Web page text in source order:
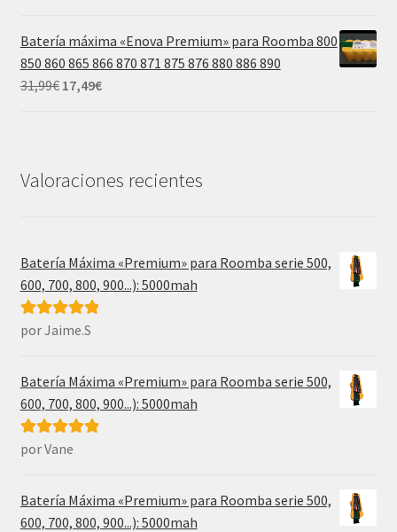
original
era:
31,99€.
actual
es:
17,49€.
Batería máxima «Enova Premium» para Roomba 800
850 860 865 866 870 871 875 876 880 886 890
31,99€ El
31,99€.
17,49€El
17,49€.
Valoraciones recientes
Batería Máxima «Premium» para Roomba serie 500,
600, 700, 800, 900...): 5000mah
Valorado con
por Jaime.S
Batería Máxima «Premium» para Roomba serie 500,
600, 700, 800, 900...): 5000mah
Valorado con
por Vane
Batería Máxima «Premium» para Roomba serie 500,
600, 700, 800, 900...): 5000mah